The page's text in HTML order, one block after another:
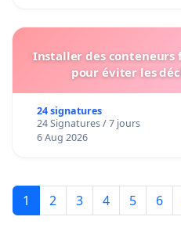
Installer des conteneurs
pour éviter les
24 signatures
24 Signatures / 7 jours
6 Aug 2026
1 2 3 4 5 6